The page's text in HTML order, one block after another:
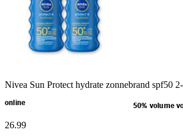
Nivea Sun Protect hydrate zonnebrand spf50
online 50% volume
26.99